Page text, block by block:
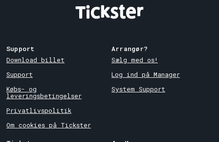
Support
Download billet
Support
Købs- og
leveringsbetingelser
Privatlivspolitik
Om cookies på Tickster
Arrangør?
Sælg med os!
Log ind på Manager
System Support